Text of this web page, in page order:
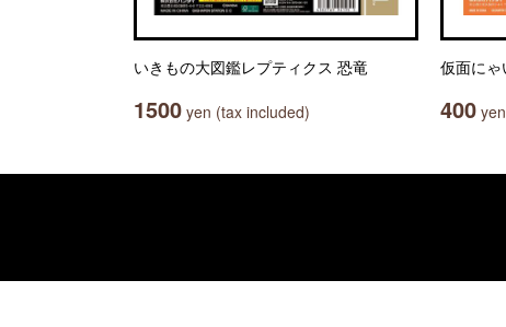
いきもの大図鑑レプティクス 恐竜
1500 yen (tax included)
仮面に
400